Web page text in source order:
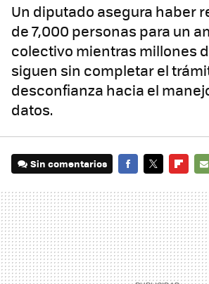
Un diputado asegura haber
de 7,000 personas para un
colectivo mientras millones
siguen sin completar el
desconfianza hacia el
datos.
Sin comentarios